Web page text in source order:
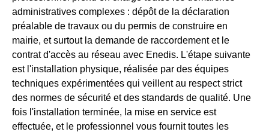
administratives complexes : dépôt de la déclaration
préalable de travaux ou du permis de construire en
mairie, et surtout la demande de raccordement et le
contrat d'accès au réseau avec Enedis. L'étape suivante
est l'installation physique, réalisée par des équipes
techniques expérimentées qui veillent au respect strict
des normes de sécurité et des standards de qualité. Une
fois l'installation terminée, la mise en service est
effectuée, et le professionnel vous fournit toutes les